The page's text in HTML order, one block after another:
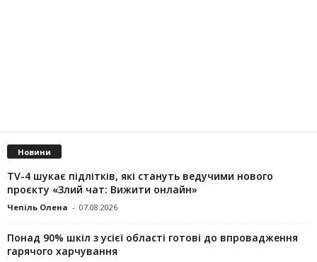
Новини
TV-4 шукає підлітків, які стануть ведучими нового
проєкту «Злий чат: Вижити онлайн»
Чепіль Олена - 07.08.2026
Понад 90% шкіл з усієї області готові до впровадження
гарячого харчування